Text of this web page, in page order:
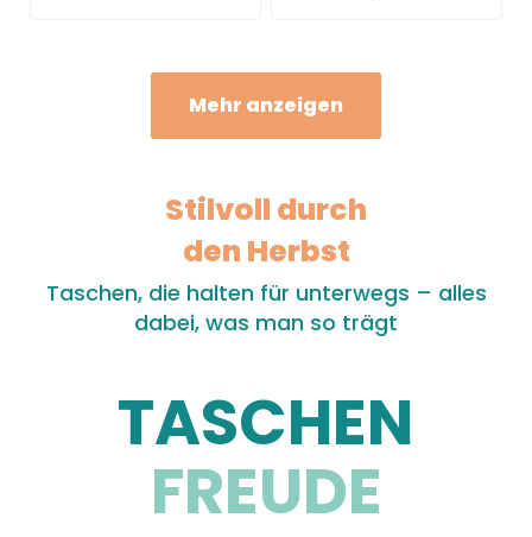
Mehr anzeigen
Stilvoll durch
den Herbst
Taschen, die halten für unterwegs – alles
dabei, was man so trägt
TASCHEN
FREUDE